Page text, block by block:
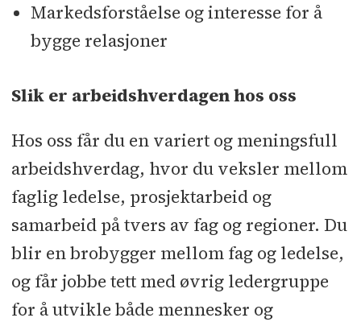
Markedsforståelse og interesse for å
bygge relasjoner
Slik er arbeidshverdagen hos oss
Hos oss får du en variert og meningsfull
arbeidshverdag, hvor du veksler mellom
faglig ledelse, prosjektarbeid og
samarbeid på tvers av fag og regioner. Du
blir en brobygger mellom fag og ledelse,
og får jobbe tett med øvrig ledergruppe
for å utvikle både mennesker og